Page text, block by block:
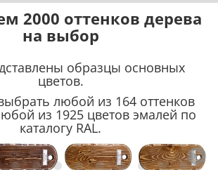
2000 оттенков дерева
на выбор
образцы основных
цветов.
любой из 164 оттенков
из 1925 цветов эмалей по
каталогу RAL.